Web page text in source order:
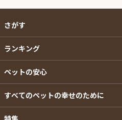
さがす
ランキング
ペットの安心
すべてのペットの幸せのために